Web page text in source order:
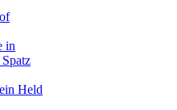
in
Held